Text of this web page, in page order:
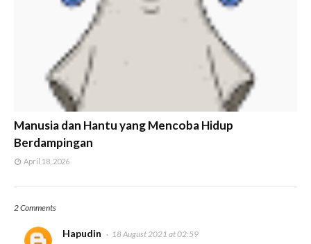
Manusia dan Hantu yang Mencoba Hidup
Berdampingan
April 18, 2026
2 Comments
Hapudin 18 August 2021 at 02:59